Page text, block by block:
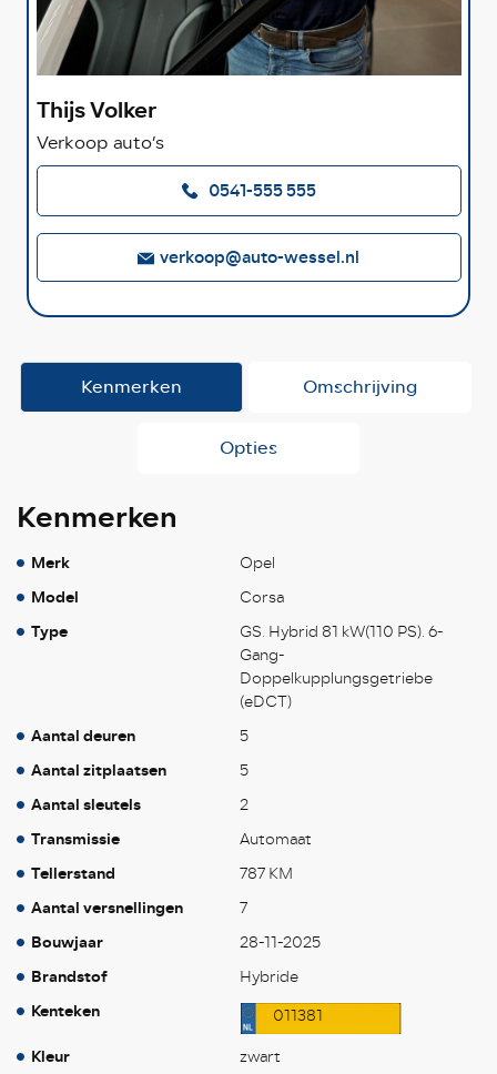
Thijs Volker
Verkoop auto’s
0541-555 555
verkoop@auto-wessel.nl
Kenmerken Omschrijving
Opties
Kenmerken
Merk Opel
Model Corsa
Type
GS. Hybrid 81 kW(110 PS). 6-
Gang-
Doppelkupplungsgetriebe
(eDCT)
Aantal deuren 5
Aantal zitplaatsen 5
Aantal sleutels 2
Transmissie Automaat
Tellerstand 787 KM
Aantal versnellingen 7
Bouwjaar 28-11-2025
Brandstof Hybride
Kenteken 011381
Kleur zwart